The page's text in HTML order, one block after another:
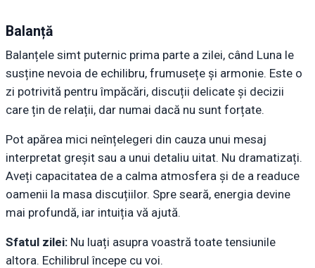
Balanță
Balanțele simt puternic prima parte a zilei, când Luna le
susține nevoia de echilibru, frumusețe și armonie. Este o
zi potrivită pentru împăcări, discuții delicate și decizii
care țin de relații, dar numai dacă nu sunt forțate.
Pot apărea mici neînțelegeri din cauza unui mesaj
interpretat greșit sau a unui detaliu uitat. Nu dramatizați.
Aveți capacitatea de a calma atmosfera și de a readuce
oamenii la masa discuțiilor. Spre seară, energia devine
mai profundă, iar intuiția vă ajută.
Sfatul zilei: Nu luați asupra voastră toate tensiunile
altora. Echilibrul începe cu voi.